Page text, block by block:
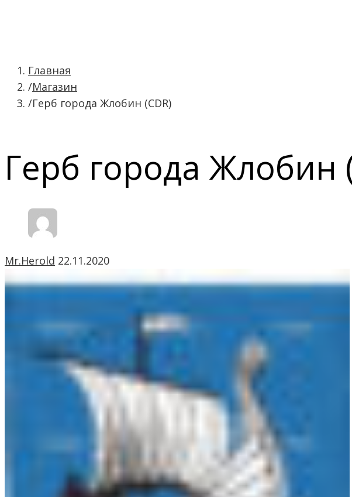
Символика
Брестская область
Витебская область
Минская область
Могилевская область
Сообщество
Главная
Магазин
Герб города Жлобин (CDR)
Герб города Жлобин
Mr.Herold 22.11.2020